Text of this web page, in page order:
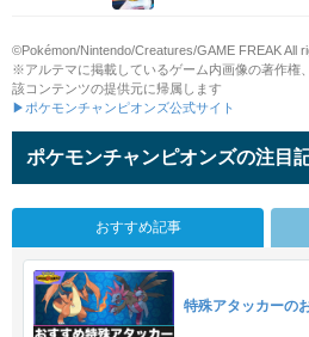
©Pokémon/Nintendo/Creatures/GAME FREAK All
※アルテマに掲載しているゲーム内画像の著作権
該コンテンツの提供元に帰属します
▶ポケモンチャンピオンズ公式サイト
ポケモンチャンピオンズの注目
おすすめ記事
特殊アタッカーの